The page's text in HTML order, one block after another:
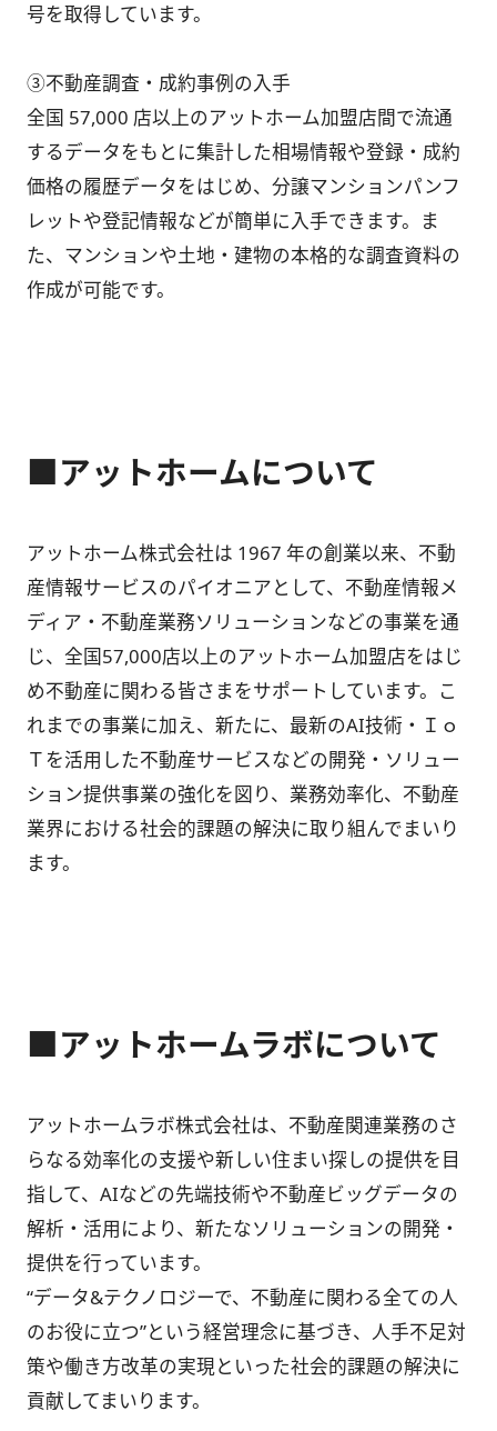
号を取得しています。
③不動産調査・成約事例の入手
全国 57,000 店以上のアットホーム加盟店間で流通
するデータをもとに集計した相場情報や登録・成約
価格の履歴データをはじめ、分譲マンションパンフ
レットや登記情報などが簡単に入手できます。ま
た、マンションや土地・建物の本格的な調査資料の
作成が可能です。
■アットホームについて
アットホーム株式会社は 1967 年の創業以来、不動
産情報サービスのパイオニアとして、不動産情報メ
ディア・不動産業務ソリューションなどの事業を通
じ、全国57,000店以上のアットホーム加盟店をはじ
め不動産に関わる皆さまをサポートしています。こ
れまでの事業に加え、新たに、最新のAI技術・Ｉｏ
Ｔを活用した不動産サービスなどの開発・ソリュー
ション提供事業の強化を図り、業務効率化、不動産
業界における社会的課題の解決に取り組んでまいり
ます。
■アットホームラボについて
アットホームラボ株式会社は、不動産関連業務のさ
らなる効率化の支援や新しい住まい探しの提供を目
指して、AIなどの先端技術や不動産ビッグデータの
解析・活用により、新たなソリューションの開発・
提供を行っています。
“データ&テクノロジーで、不動産に関わる全ての人
のお役に立つ”という経営理念に基づき、人手不足対
策や働き方改革の実現といった社会的課題の解決に
貢献してまいります。